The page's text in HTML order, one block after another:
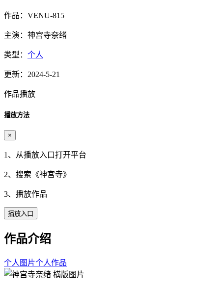
作品：VENU-815
主演：神宫寺奈绪
类型： 个人
更新：2024-5-21
作品播放
播放方法
×
1、从播放入口打开平台
2、搜索《神宮寺》
3、播放作品
播放入口
作品介绍
个人图片个人作品